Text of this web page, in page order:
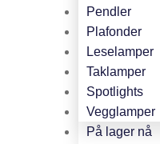
Pendler
Plafonder
Leselamper
Taklamper
Spotlights
Vegglamper
På lager nå